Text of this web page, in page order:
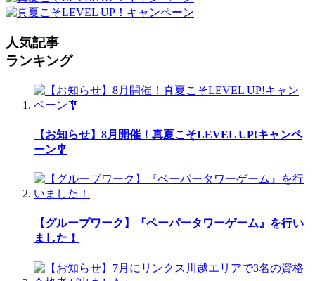
人気記事
ランキング
【お知らせ】8月開催！真夏こそLEVEL UP!キャンペ
ーン🎐
【グループワーク】『ペーパータワーゲーム』を行い
ました！